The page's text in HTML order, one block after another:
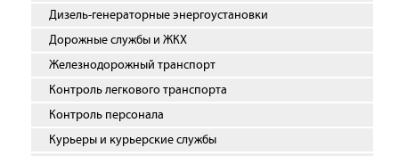
Дизель-генераторные энергоустановки
Дорожные службы и ЖКХ
Железнодорожный транспорт
Контроль легкового транспорта
Контроль персонала
Курьеры и курьерские службы